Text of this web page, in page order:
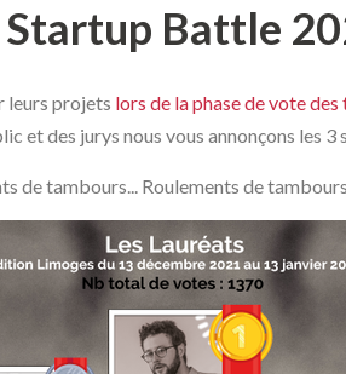
Startup Battle
leurs projets lors de la phase de vote
et des jurys nous vous annonçons les
de tambours... Roulements de